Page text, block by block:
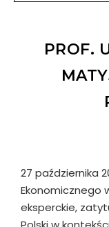
PROF.
27 października
Ekonomicznego
eksperckie,